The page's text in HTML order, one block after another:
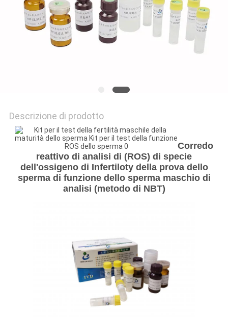
PRIVACY
POLICY
Descrizione di prodotto
Corredo
reattivo di analisi di (ROS) di specie
dell'ossigeno di Infertiloty della prova dello
sperma di funzione dello sperma maschio di
analisi (metodo di NBT)